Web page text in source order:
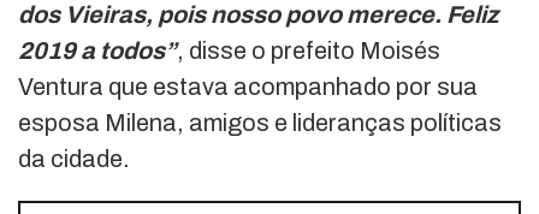
dos Vieiras, pois nosso povo merece. Feliz
2019 a todos”, disse o prefeito Moisés
Ventura que estava acompanhado por sua
esposa Milena, amigos e lideranças políticas
da cidade.